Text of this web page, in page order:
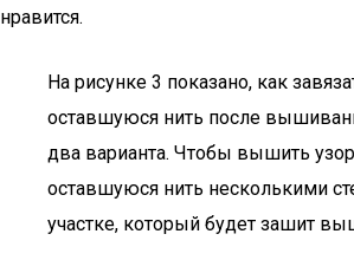
нравится.
На рисунке 3 показано, как
оставшуюся нить после
два варианта. Чтобы вышить
оставшуюся нить несколькими
участке, который будет зашит